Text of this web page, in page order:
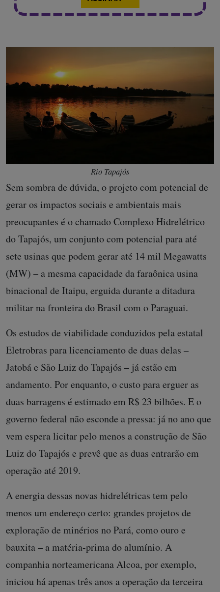
Rio Tapajós
Sem sombra de dúvida, o projeto com potencial de
gerar os impactos sociais e ambientais mais
preocupantes é o chamado Complexo Hidrelétrico
do Tapajós, um conjunto com potencial para até
sete usinas que podem gerar até 14 mil Megawatts
(MW) – a mesma capacidade da faraônica usina
binacional de Itaipu, erguida durante a ditadura
militar na fronteira do Brasil com o Paraguai.
Os estudos de viabilidade conduzidos pela estatal
Eletrobras para licenciamento de duas delas –
Jatobá e São Luiz do Tapajós – já estão em
andamento. Por enquanto, o custo para erguer as
duas barragens é estimado em R$ 23 bilhões. E o
governo federal não esconde a pressa: já no ano que
vem espera licitar pelo menos a construção de São
Luiz do Tapajós e prevê que as duas entrarão em
operação até 2019.
A energia dessas novas hidrelétricas tem pelo
menos um endereço certo: grandes projetos de
exploração de minérios no Pará, como ouro e
bauxita – a matéria-prima do alumínio. A
companhia norteamericana Alcoa, por exemplo,
iniciou há apenas três anos a operação da terceira